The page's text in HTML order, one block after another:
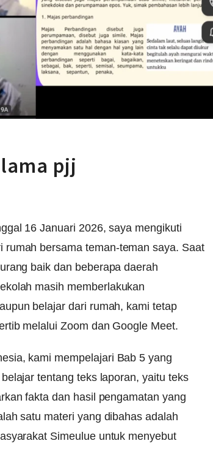
pjj
16 Januari 2026, saya mengikuti
rumah bersama teman-teman saya. Saat
baik dan beberapa daerah
masih memberlakukan
belajar dari rumah, kami tetap
melalui Zoom dan Google Meet.
kami mempelajari Bab 5 yang
tentang teks laporan, yaitu teks
fakta dan hasil pengamatan yang
satu materi yang dibahas adalah
Simeulue untuk menyebut